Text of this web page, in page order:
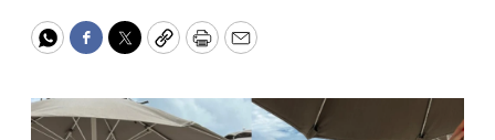
WhatsApp
Facebook
TwitterCopyPrintEmail